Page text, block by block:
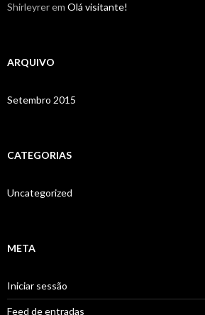
Shirleyrerem Olá visitante!
ARQUIVO
Setembro 2015
CATEGORIAS
Uncategorized
META
Iniciar sessão
Feed de entradas